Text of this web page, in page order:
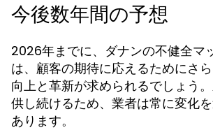
今後数年間の予想
2026年までに、ダナンの不健全マ
は、顧客の期待に応えるためにさ
向上と革新が求められるでしょう
供し続けるため、業者は常に変化
あります。